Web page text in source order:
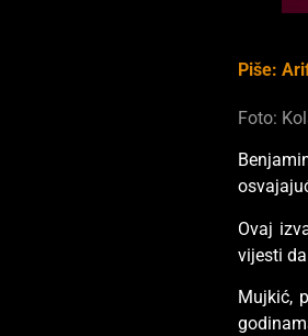
Piše:
Foto:
Ovaj
vijesti
Mujkić,